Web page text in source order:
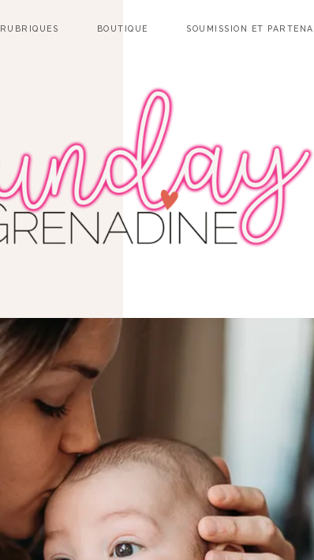
RUBRIQUES BOUTIQUE SOUMISSION ET